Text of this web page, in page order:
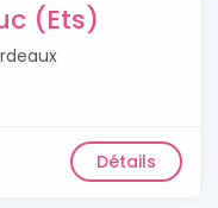
(Ets)
Détails